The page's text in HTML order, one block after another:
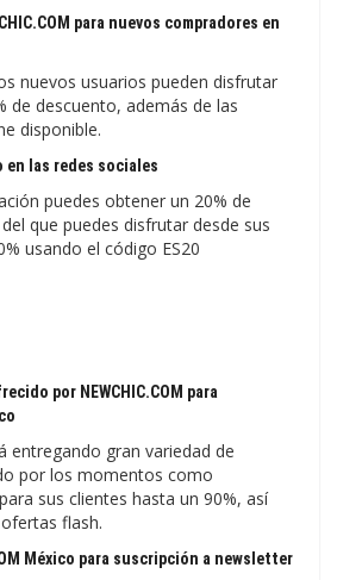
para nuevos compradores en
nuevos usuarios pueden disfrutar
de descuento, además de las
disponible.
en las redes sociales
puedes obtener un 20% de
que puedes disfrutar desde sus
usando el código ES20
por NEWCHIC.COM para
entregando gran variedad de
por los momentos como
sus clientes hasta un 90%, así
flash.
México para suscripción a newsletter